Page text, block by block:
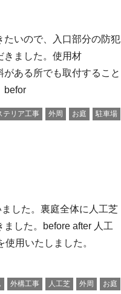
たいので、入口部分の防犯
きました。使用材
ある所でも取付すること
befor
テリア工事 外周 お庭 駐車場
した。裏庭全体に人工芝
した。before after 人工
用いたしました。
外構工事 人工芝 外周 お庭